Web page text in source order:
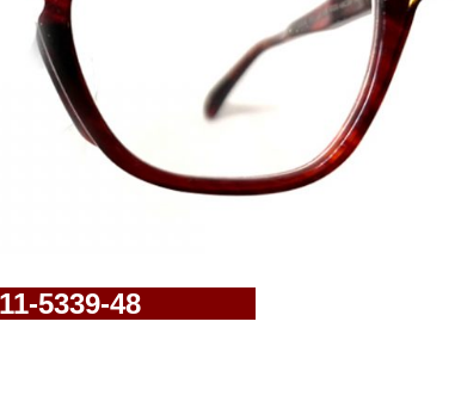
5339-48